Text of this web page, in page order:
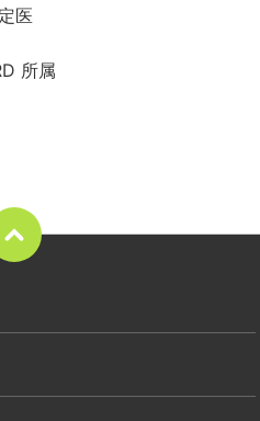
医
所属